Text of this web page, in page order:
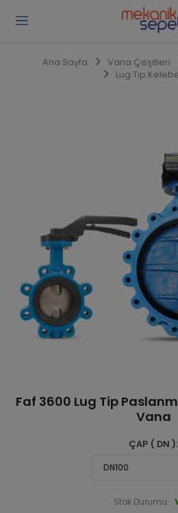
Ana Sayfa Vana Çeşitleri
Lug Tip
Faf 3600 Lug Tip
Vana
ÇAP ( DN )
Stok Durumu: